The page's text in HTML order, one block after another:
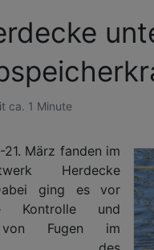
ca. 1 Minute
März fanden im
Herdecke
ging es vor
und
von Fugen im